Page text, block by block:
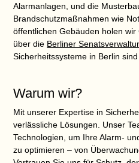
Alarmanlagen, und die
Brandschutzmaßnahmen wie
öffentlichen Gebäuden holen
über die Berliner
Sicherheitssysteme in Berlin
Warum wir?
Mit unserer Expertise in
verlässliche Lösungen. Unser
Technologien, um Ihre Alarm-
zu optimieren – von